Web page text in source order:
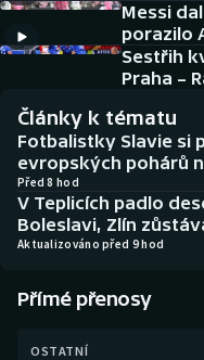
Americký fotbal
Baseball a softbal
Basketbal
Biatlon
Boby a skeleton
Box
Curling
NEPŘEHLÉDNĚTE
Historické návraty
Aplikace ČT sport
AZ kvíz
Messi
porazilo
Sestřih
Praha –
Články k tématu
Fotbalistky Slavie si
evropských pohárů
Před 8 hod
V Teplicích padlo
Boleslavi, Zlín
Aktualizováno před 9 hod
Přímé přenosy
OSTATNÍ